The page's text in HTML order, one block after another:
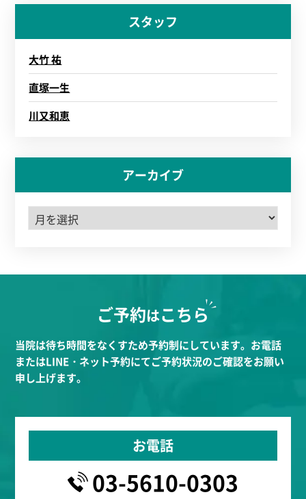
スタッフ
大竹 祐
直塚一生
川又和恵
アーカイブ
ご予約はこちら
当院は待ち時間をなくすため予約制にしています。お電話
またはLINE・ネット予約にてご予約状況のご確認をお願い
申し上げます。
お電話
03-5610-0303